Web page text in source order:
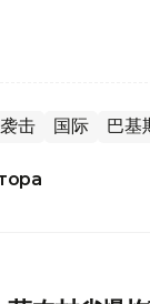
击 国际 巴基